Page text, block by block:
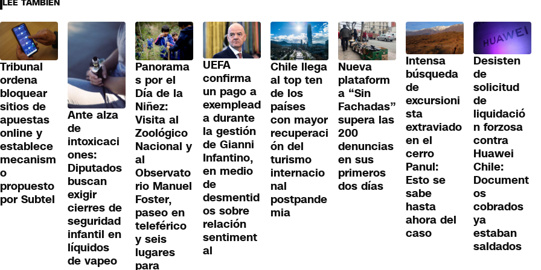
LEE TAMBIÉN
Tribunal
ordena
bloquear
sitios de
apuestas
online y
establece
mecanism
o
propuesto
por Subtel
Ante alza
de
intoxicaci
ones:
Diputados
buscan
exigir
cierres de
seguridad
infantil en
líquidos
de vapeo
Panorama
s por el
Día de la
Niñez:
Visita al
Zoológico
Nacional y
al
Observato
rio Manuel
Foster,
paseo en
teleférico
y seis
lugares
para
UEFA
confirma
un pago a
exemplead
a durante
la gestión
de Gianni
Infantino,
en medio
de
desmentid
os sobre
relación
sentiment
al
Chile llega
al top ten
de los
países
con mayor
recuperaci
ón del
turismo
internacio
nal
postpande
mia
Nueva
plataform
a “Sin
Fachadas”
supera las
200
denuncias
en sus
primeros
dos días
Intensa
búsqueda
de
excursioni
sta
extraviado
en el
cerro
Panul:
Esto se
sabe
hasta
ahora del
caso
Desisten
de
solicitud
de
liquidació
n forzosa
contra
Huawei
Chile:
Document
os
cobrados
ya
estaban
saldados